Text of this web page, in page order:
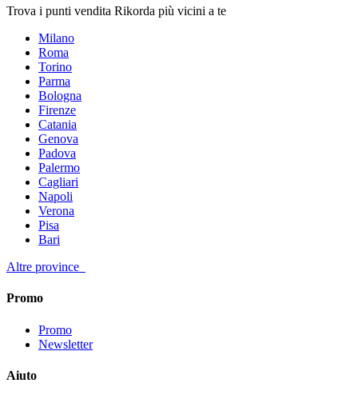
Trova i punti vendita Rikorda più vicini a te
Milano
Roma
Torino
Parma
Bologna
Firenze
Catania
Genova
Padova
Palermo
Cagliari
Napoli
Verona
Pisa
Bari
Altre province
Promo
Promo
Newsletter
Aiuto